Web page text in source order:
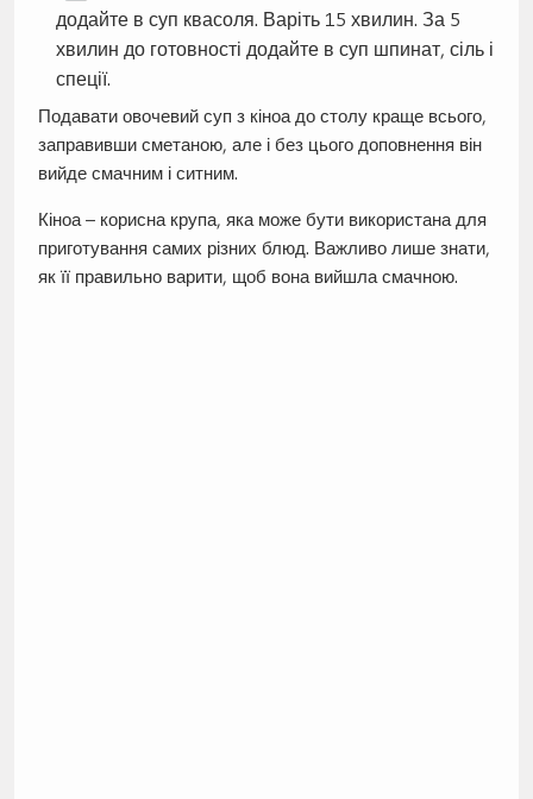
додайте в суп квасоля. Варіть 15 хвилин. За 5
хвилин до готовності додайте в суп шпинат, сіль і
спеції.
Подавати овочевий суп з кіноа до столу краще всього,
заправивши сметаною, але і без цього доповнення він
вийде смачним і ситним.
Кіноа – корисна крупа, яка може бути використана для
приготування самих різних блюд. Важливо лише знати,
як її правильно варити, щоб вона вийшла смачною.